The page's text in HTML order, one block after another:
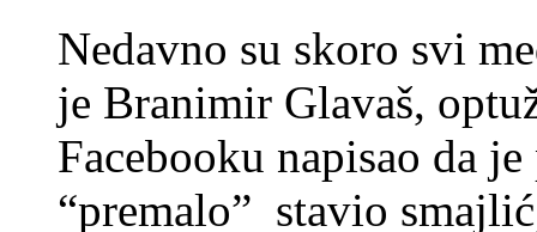
Nedavno su skoro svi
je Branimir Glavaš,
Facebooku napisao da
“premalo” stavio